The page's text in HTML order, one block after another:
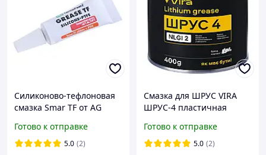
Силиконово-тефлоновая
смазка Smar TF от AG
Готово к отправке
5.0 (2)
Смазка для ШРУС VIRA
ШРУС-4 пластичная
(VI0615)
Готово к отправке
5.0 (2)